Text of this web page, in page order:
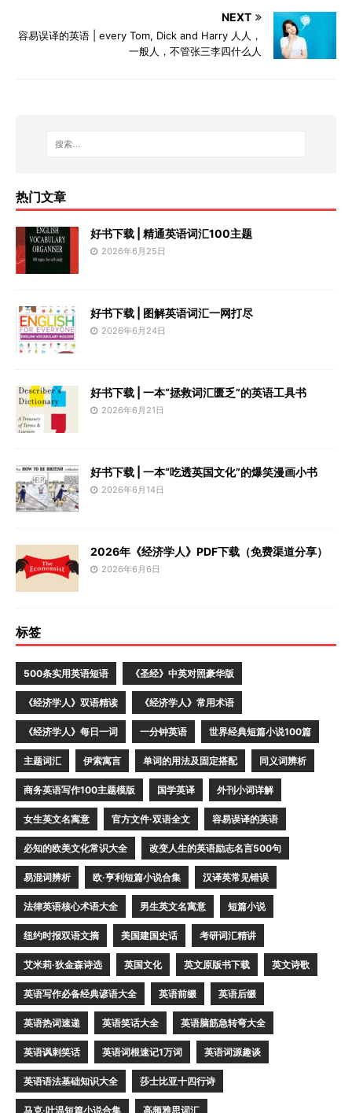
NEXT
容易误译的英语 | every Tom, Dick and Harry 人人，
一般人，不管张三李四什么人
热门文章
好书下载 | 精通英语词汇100主题
2026年6月25日
好书下载 | 图解英语词汇一网打尽
2026年6月24日
好书下载 | 一本“拯救词汇匮乏”的英语工具书
2026年6月21日
好书下载 | 一本“吃透英国文化”的爆笑漫画小书
2026年6月14日
2026年《经济学人》PDF下载（免费渠道分享）
2026年6月6日
标签
500条实用英语短语 《圣经》中英对照豪华版
《经济学人》双语精读 《经济学人》常用术语
《经济学人》每日一词 一分钟英语 世界经典短篇小说100篇
主题词汇 伊索寓言 单词的用法及固定搭配 同义词辨析
商务英语写作100主题模版 国学英译 外刊小词详解
女生英文名寓意 官方文件·双语全文 容易误译的英语
必知的欧美文化常识大全 改变人生的英语励志名言500句
易混词辨析 欧·亨利短篇小说合集 汉译英常见错误
法律英语核心术语大全 男生英文名寓意 短篇小说
纽约时报双语文摘 美国建国史话 考研词汇精讲
艾米莉·狄金森诗选 英国文化 英文原版书下载 英文诗歌
英语写作必备经典谚语大全 英语前缀 英语后缀
英语热词速递 英语笑话大全 英语脑筋急转弯大全
英语讽刺笑话 英语词根速记1万词 英语词源趣谈
英语语法基础知识大全 莎士比亚十四行诗
马克·吐温短篇小说合集 高频雅思词汇